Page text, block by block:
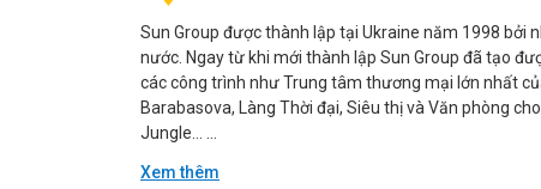
Sun Group được thành lập tại Ukraine năm 1998 bởi
nước. Ngay từ khi mới thành lập Sun Group đã tạo
các công trình như Trung tâm thương mại lớn nhất
Barabasova, Làng Thời đại, Siêu thị và Văn phòng
Jungle… ...
Xem thêm